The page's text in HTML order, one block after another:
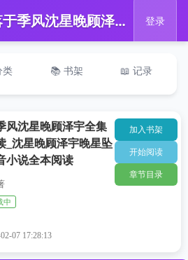
📖 晚星坠落于季风沈星晚顾泽宇全集小说在线阅读_沈星晚顾泽宇晚星坠落于季风抖音小说全本阅读 登录
类 📚 书架 📖 记录
风沈星晚顾泽宇全集
_沈星晚顾泽宇晚星坠
小说全本阅读
中
07 17:28:13
加入书架
开始阅读
章节目录